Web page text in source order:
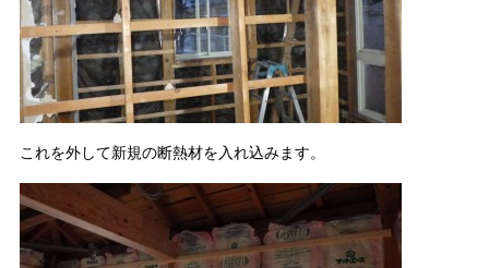
これを外して新規の断熱材を入れ込みます。